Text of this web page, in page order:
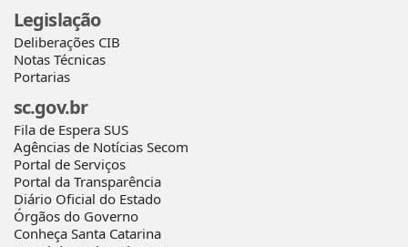
Legislação
Deliberações CIB
Notas Técnicas
Portarias
sc.gov.br
Fila de Espera SUS
Agências de Notícias Secom
Portal de Serviços
Portal da Transparência
Diário Oficial do Estado
Órgãos do Governo
Conheça Santa Catarina